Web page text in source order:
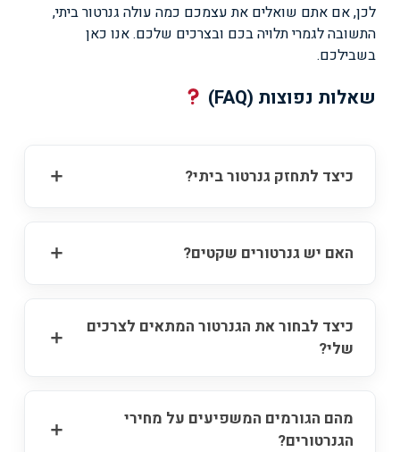
לכן, אם אתם שואלים את עצמכם כמה עולה גנרטור ביתי,
התשובה לגמרי תלויה בכם ובצרכים שלכם. אנו כאן
בשבילכם.
שאלות נפוצות (FAQ)
כיצד לתחזק גנרטור ביתי?
האם יש גנרטורים שקטים?
כיצד לבחור את הגנרטור המתאים לצרכים
שלי?
מהם הגורמים המשפיעים על מחירי
הגנרטורים?